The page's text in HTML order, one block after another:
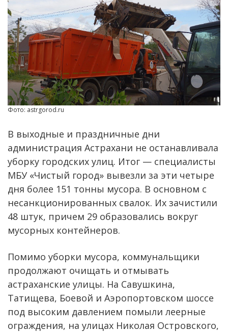
Фото: astrgorod.ru
В выходные и праздничные дни
администрация Астрахани не останавливала
уборку городских улиц. Итог — специалисты
МБУ «Чистый город» вывезли за эти четыре
дня более 151 тонны мусора. В основном с
несанкционированных свалок. Их зачистили
48 штук, причем 29 образовались вокруг
мусорных контейнеров.
Помимо уборки мусора, коммунальщики
продолжают очищать и отмывать
астраханские улицы. На Савушкина,
Татищева, Боевой и Аэропортовском шоссе
под высоким давлением помыли леерные
ограждения, на улицах Николая Островского,